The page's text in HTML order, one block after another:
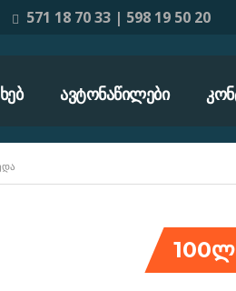
571 18 70 33 | 598 19 50 20
ᲐᲕᲢᲝᲜᲐᲬᲘᲚᲔᲑᲘ
100ლ